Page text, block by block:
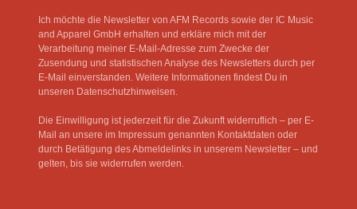
Ich möchte die Newsletter von AFM Records sowie der IC Music
and Apparel GmbH erhalten und erkläre mich mit der
Verarbeitung meiner E-Mail-Adresse zum Zwecke der
Zusendung und statistischen Analyse des Newsletters durch per
E-Mail einverstanden. Weitere Informationen findest Du in
unseren Datenschutzhinweisen.
Die Einwilligung ist jederzeit für die Zukunft widerruflich – per E-
Mail an unsere im Impressum genannten Kontaktdaten oder
durch Betätigung des Abmeldelinks in unserem Newsletter – und
gelten, bis sie widerrufen werden.